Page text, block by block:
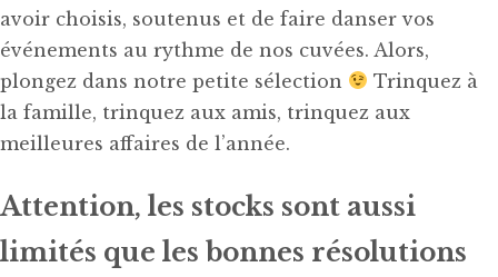
avoir choisis, soutenus et de faire danser vos
événements au rythme de nos cuvées. Alors,
plongez dans notre petite sélection
Trinquez à
la famille, trinquez aux amis, trinquez aux
meilleures affaires de l’année.
Attention, les stocks sont aussi
limités que les bonnes résolutions